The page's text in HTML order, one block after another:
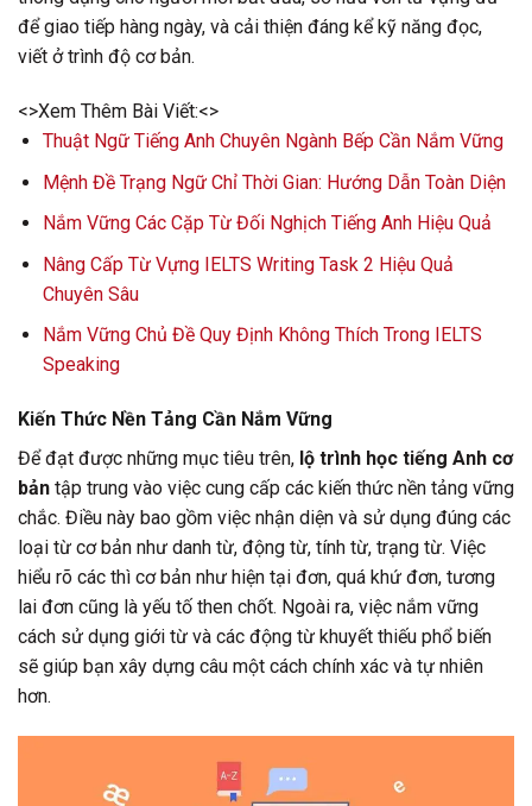
để giao tiếp hàng ngày, và cải thiện đáng kể kỹ năng đọc,
viết ở trình độ cơ bản.
<>Xem Thêm Bài Viết:<>
Thuật Ngữ Tiếng Anh Chuyên Ngành Bếp Cần Nắm Vững
Mệnh Đề Trạng Ngữ Chỉ Thời Gian: Hướng Dẫn Toàn Diện
Nắm Vững Các Cặp Từ Đối Nghịch Tiếng Anh Hiệu Quả
Nâng Cấp Từ Vựng IELTS Writing Task 2 Hiệu Quả
Chuyên Sâu
Nắm Vững Chủ Đề Quy Định Không Thích Trong IELTS
Speaking
Kiến Thức Nền Tảng Cần Nắm Vững
Để đạt được những mục tiêu trên, lộ trình học tiếng Anh cơ
bản tập trung vào việc cung cấp các kiến thức nền tảng vững
chắc. Điều này bao gồm việc nhận diện và sử dụng đúng các
loại từ cơ bản như danh từ, động từ, tính từ, trạng từ. Việc
hiểu rõ các thì cơ bản như hiện tại đơn, quá khứ đơn, tương
lai đơn cũng là yếu tố then chốt. Ngoài ra, việc nắm vững
cách sử dụng giới từ và các động từ khuyết thiếu phổ biến
sẽ giúp bạn xây dựng câu một cách chính xác và tự nhiên
hơn.